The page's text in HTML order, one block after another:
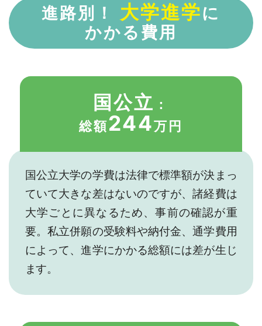
進路別！ 大学進学に
かかる費用
国公立 ：
総額244万円
国公立大学の学費は法律で標準額が決まっ
ていて大きな差はないのですが、諸経費は
大学ごとに異なるため、事前の確認が重
要。私立併願の受験料や納付金、通学費用
によって、進学にかかる総額には差が生じ
ます。